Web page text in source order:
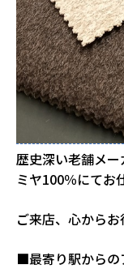
歴史深い老舗メ
ミヤ100％にてお
ご来店、心からお
■最寄り駅から